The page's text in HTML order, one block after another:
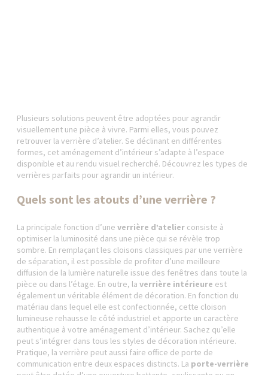
Plusieurs solutions peuvent être adoptées pour agrandir
visuellement une pièce à vivre. Parmi elles, vous pouvez
retrouver la verrière d’atelier. Se déclinant en différentes
formes, cet aménagement d’intérieur s’adapte à l’espace
disponible et au rendu visuel recherché. Découvrez les types de
verrières parfaits pour agrandir un intérieur.
Quels sont les atouts d’une verrière ?
La principale fonction d’uneverrière d’atelier consiste à
optimiser la luminosité dans une pièce qui se révèle trop
sombre. En remplaçant les cloisons classiques par une verrière
de séparation, il est possible de profiter d’une meilleure
diffusion de la lumière naturelle issue des fenêtres dans toute la
pièce ou dans l’étage. En outre, laverrière intérieure est
également un véritable élément de décoration. En fonction du
matériau dans lequel elle est confectionnée, cette cloison
lumineuse rehausse le côté industriel et apporte un caractère
authentique à votre aménagement d’intérieur. Sachez qu’elle
peut s’intégrer dans tous les styles de décoration intérieure.
Pratique, la verrière peut aussi faire office de porte de
communication entre deux espaces distincts. La porte-verrière